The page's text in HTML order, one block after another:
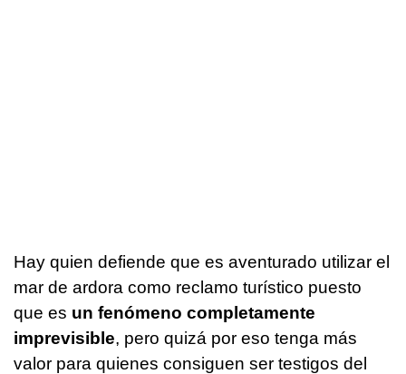
Hay quien defiende que es aventurado utilizar el
mar de ardora como reclamo turístico puesto
que es un fenómeno completamente
imprevisible, pero quizá por eso tenga más
valor para quienes consiguen ser testigos del